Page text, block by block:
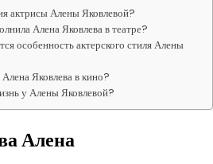
актрисы Алены Яковлевой?
Алена Яковлева в театре?
особенность актерского стиля Алены
Яковлева в кино?
у Алены Яковлевой?
Алена